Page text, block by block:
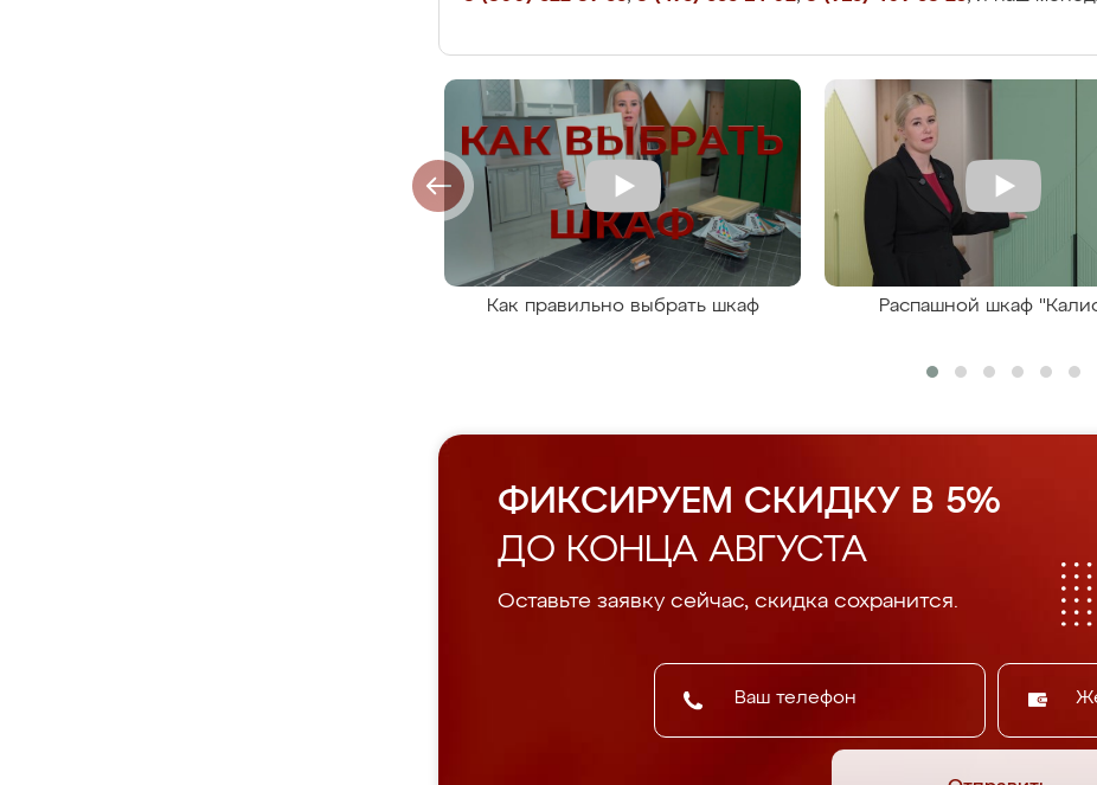
Как правильно выбрать шкаф Распашной шкаф
ФИКСИРУЕМ СКИДКУ В 5%
ДО КОНЦА АВГУСТА
Оставьте заявку сейчас, скидка сохранится.